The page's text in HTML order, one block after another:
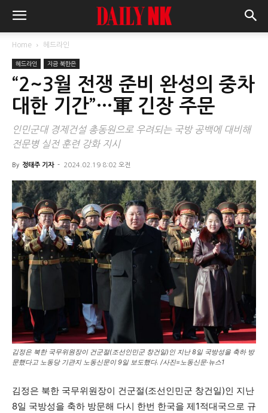
Home 헤드라인
헤드라인 지금 북한은
“2~3월 전쟁 준비 완성의 중차
대한 기간”…軍 긴장 주문
인민군대 경제건설 총동원으로 우려되는 국방 공백에 대비해
전문병 실전 훈련 강화 지시
By 정태주 기자 - 2024.02.19 8:02 오전
김정은 북한 국무위원장이 건군절(조선인민군 창건일)인 지난 8일 국방성을 축하 방
문했다고 노동당 기관지 노동신문이 9일 보도했다. /사진=노동신문·뉴스1
김정은 북한 국무위원장이 건군절(조선인민군 창건일)인 지난
8일 국방성을 축하 방문해 다시 한번 한국을 제1적대국으로 규